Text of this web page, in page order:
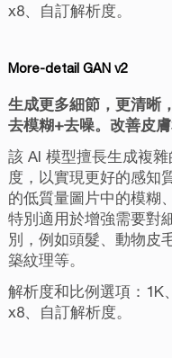
x8、自訂解析度。
More-detail GAN v2
生成更多細節，更清晰
去模糊+去噪。改善皮
該 AI 模型擅長生成複
度，以實現更好的感知
的低質量圖片中的模糊
特別適用於增強需要對
別，例如頭髮、動物皮
築紋理等。
解析度和比例選項：1K
x8、自訂解析度。